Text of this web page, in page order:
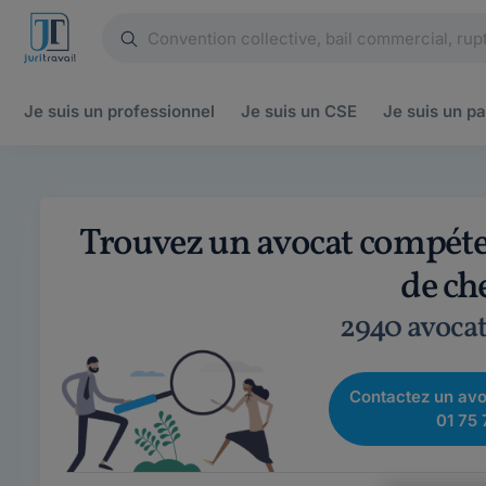
Je suis un professionnel Je suis un CSE Je suis un
Trouvez un avocat
de
2940
Contactez un
01 75